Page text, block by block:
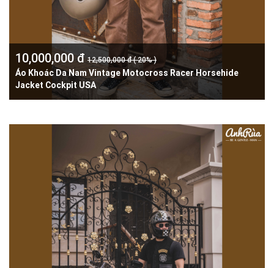
10,000,000 đ 12,500,000 đ ( 20% )
Áo Khoác Da Nam Vintage Motocross Racer Horsehide
Jacket Cockpit USA